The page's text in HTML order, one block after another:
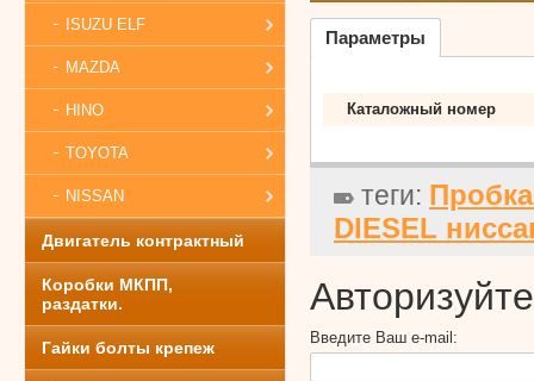
ISUZU ELF
MAZDA
HINO
TOYOTA
NISSAN
Двигатель контрактный
Коробки МКПП,
раздатки.
Гайки болты крепеж
Параметры
Каталожный номер
теги:
DIESEL
Введите Ваш e-mail: